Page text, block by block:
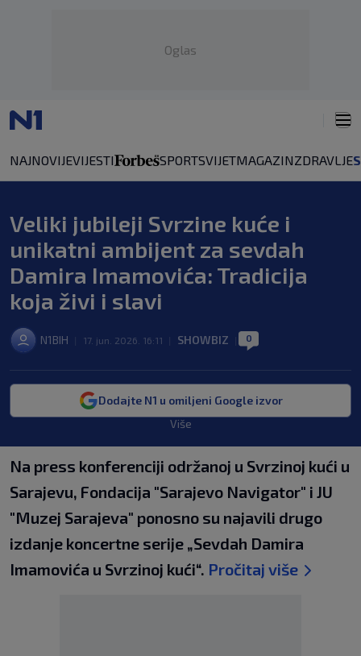
Oglas
NAJNOVIJEVIJESTI SPORTSVIJETMAGAZINZDRAVLJE
Veliki jubileji Svrzine kuće i
unikatni ambijent za sevdah
Damira Imamovića: Tradicija
koja živi i slavi
N1BIH 17. jun. 2026. 16:11 SHOWBIZ 0
Dodajte N1 u omiljeni Google izvor
Više
Na press konferenciji održanoj u Svrzinoj kući u
Sarajevu, Fondacija "Sarajevo Navigator" i JU
"Muzej Sarajeva" ponosno su najavili drugo
izdanje koncertne serije „Sevdah Damira
Imamovića u Svrzinoj kući“. Pročitaj više